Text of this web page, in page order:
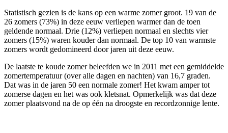
Statistisch gezien is de kans op een warme zomer groot. 19 van de
26 zomers (73%) in deze eeuw verliepen warmer dan de toen
geldende normaal. Drie (12%) verliepen normaal en slechts vier
zomers (15%) waren kouder dan normaal. De top 10 van warmste
zomers wordt gedomineerd door jaren uit deze eeuw.
De laatste te koude zomer beleefden we in 2011 met een gemiddelde
zomertemperatuur (over alle dagen en nachten) van 16,7 graden.
Dat was in de jaren 50 een normale zomer! Het kwam amper tot
zomerse dagen en het was ook kletsnat. Opmerkelijk was dat deze
zomer plaatsvond na de op één na droogste en recordzonnige lente.